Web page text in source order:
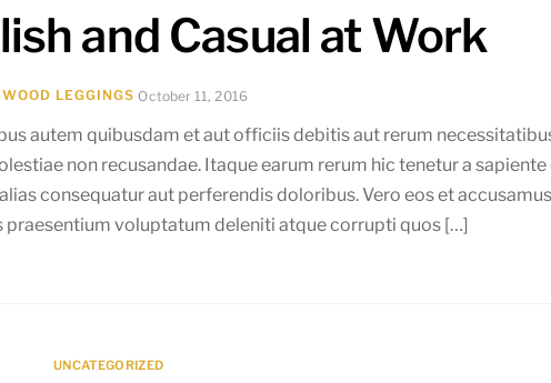
and Casual at Work
LEGGINGS October 11, 2016
autem quibusdam et aut officiis debitis aut rerum
non recusandae. Itaque earum rerum hic tenetur a
consequatur aut perferendis doloribus. Vero eos et
praesentium voluptatum deleniti atque corrupti quos […]
UNCATEGORIZED